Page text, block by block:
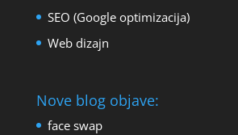
SEO (Google optimizacija)
Web dizajn
Nove blog objave:
face swap